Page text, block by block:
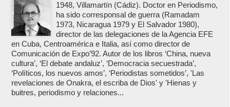
1948, Villamartín (Cádiz). Doctor en Periodismo,
ha sido corresponsal de guerra (Ramadam
1973, Nicaragua 1979 y El Salvador 1980),
director de las delegaciones de la Agencia EFE
en Cuba, Centroamérica e Italia, así como director de
Comunicación de Expo’92. Autor de los libros ‘China, nueva
cultura’, ‘El debate andaluz’, ‘Democracia secuestrada’,
‘Políticos, los nuevos amos’, ‘Periodistas sometidos’, 'Las
revelaciones de Onakra, el escriba de Dios' y 'Hienas y
buitres, periodismo y relaciones...